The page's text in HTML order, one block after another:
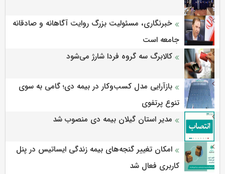
خبرنگاری، مسئولیت بزرگ روایت آگاهانه و صادقانه
جامعه است
کالابرگ سه گروه فردا شارژ می‌شود
بازآرایی مدل کسب‌وکار در بیمه دی؛ گامی به سوی
تنوع پرتفوی
مدیر استان گیلان بیمه دی منصوب شد
امکان تغییر گنجه‌های بیمه زندگی ایساتیس در پنل
کاربری فعال شد